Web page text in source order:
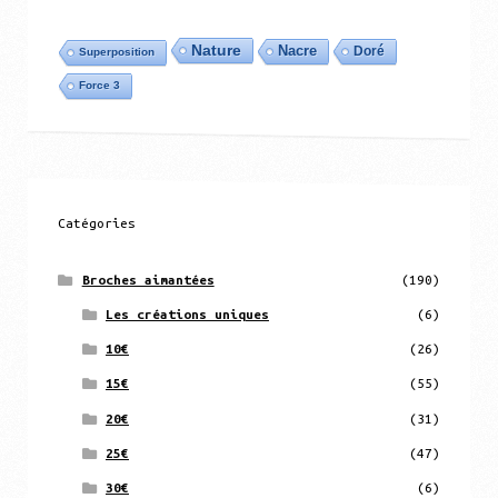
Superposition Nature Nacre Doré
Force 3
Catégories
Broches aimantées (190)
Les créations uniques (6)
10€ (26)
15€ (55)
20€ (31)
25€ (47)
30€ (6)